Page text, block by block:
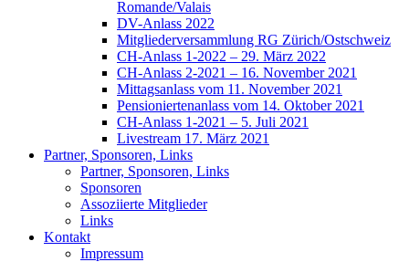
Romande/Valais
DV-Anlass 2022
Mitgliederversammlung RG Zürich/Ostschweiz
CH-Anlass 1-2022 – 29. März 2022
CH-Anlass 2-2021 – 16. November 2021
Mittagsanlass vom 11. November 2021
Pensioniertenanlass vom 14. Oktober 2021
CH-Anlass 1-2021 – 5. Juli 2021
Livestream 17. März 2021
Partner, Sponsoren, Links
Partner, Sponsoren, Links
Sponsoren
Assoziierte Mitglieder
Links
Kontakt
Impressum